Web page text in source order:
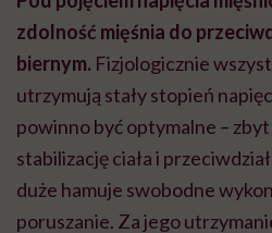
zdolność mięśnia do
biernym. Fizjologicznie
utrzymują stały stopień
powinno być optymalne –
stabilizację ciała i
duże hamuje swobodne
poruszanie. Za jego